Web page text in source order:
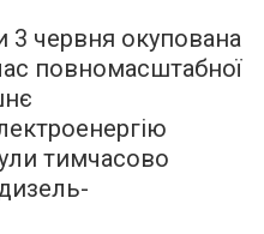
3 червня окупована
повномасштабної
тимчасово